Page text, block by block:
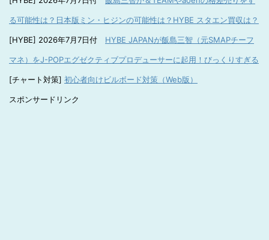
る可能性は？日本版ミン・ヒジンの可能性は？HYBE スタエン買収は？
[HYBE] 2026年7月7日付 HYBE JAPANが飯島三智（元SMAPチーフ
マネ）をJ-POPエグゼクティブプロデューサーに起用！びっくりすぎる
[チャート対策] 初心者向けビルボード対策（Web版）
スポンサードリンク